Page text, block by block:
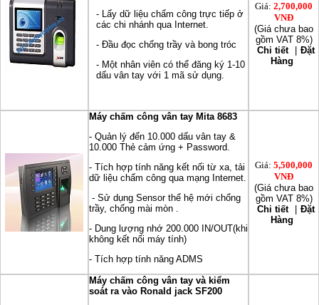
- Lấy dữ liệu chấm công trực tiếp ở
các chi nhánh qua Internet.
- Đầu đọc chống trầy và bong tróc
- Một nhân viên có thể đăng ký 1-10
dấu vân tay với 1 mã sử dụng.
Giá: 2,700,000
VNĐ
(Giá chưa bao
gồm VAT 8%)
Chi tiết
Đặt
Hàng
Máy chấm công vân tay Mita 8683
- Quản lý đến 10.000 dấu vân tay &
10.000 Thẻ cảm ứng + Password.
- Tích hợp tính năng kết nối từ xa, tải
dữ liệu chấm công qua mạng Internet.
- Sử dụng Sensor thế hệ mới chống
trầy, chống mài mòn .
- Dung lượng nhớ 200.000 IN/OUT(khi
không kết nối máy tính)
- Tích hợp tính năng ADMS
Giá: 5,500,000
VNĐ
(Giá chưa bao
gồm VAT 8%)
Chi tiết
Đặt
Hàng
Máy chấm công vân tay và kiểm
soát ra vào Ronald jack SF200